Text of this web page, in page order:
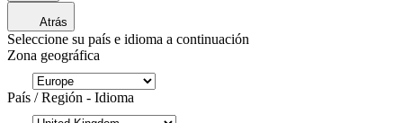
Atrás
Seleccione su país e idioma a continuación
Zona geográfica
País / Región - Idioma